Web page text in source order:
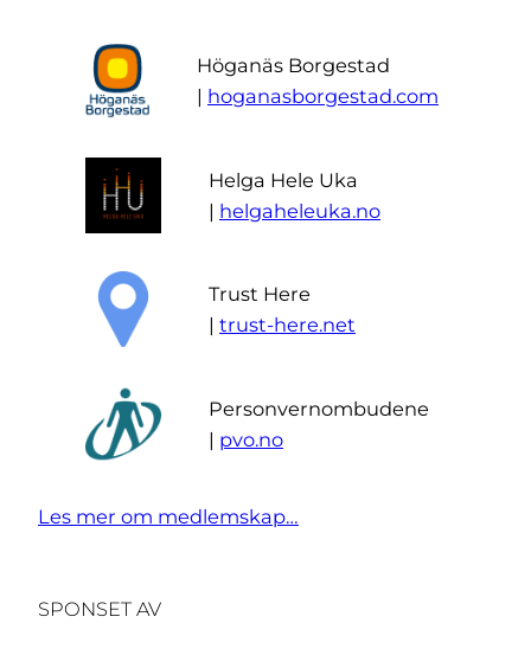
Höganäs Borgestad
| hoganasborgestad.com
Helga Hele Uka
| helgaheleuka.no
Trust Here
| trust-here.net
Personvernombudene
| pvo.no
Les mer om medlemskap…
SPONSET AV